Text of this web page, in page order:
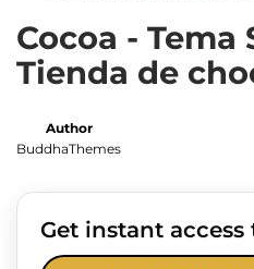
Cocoa -
Tienda de
Author
BuddhaThemes
Get instant